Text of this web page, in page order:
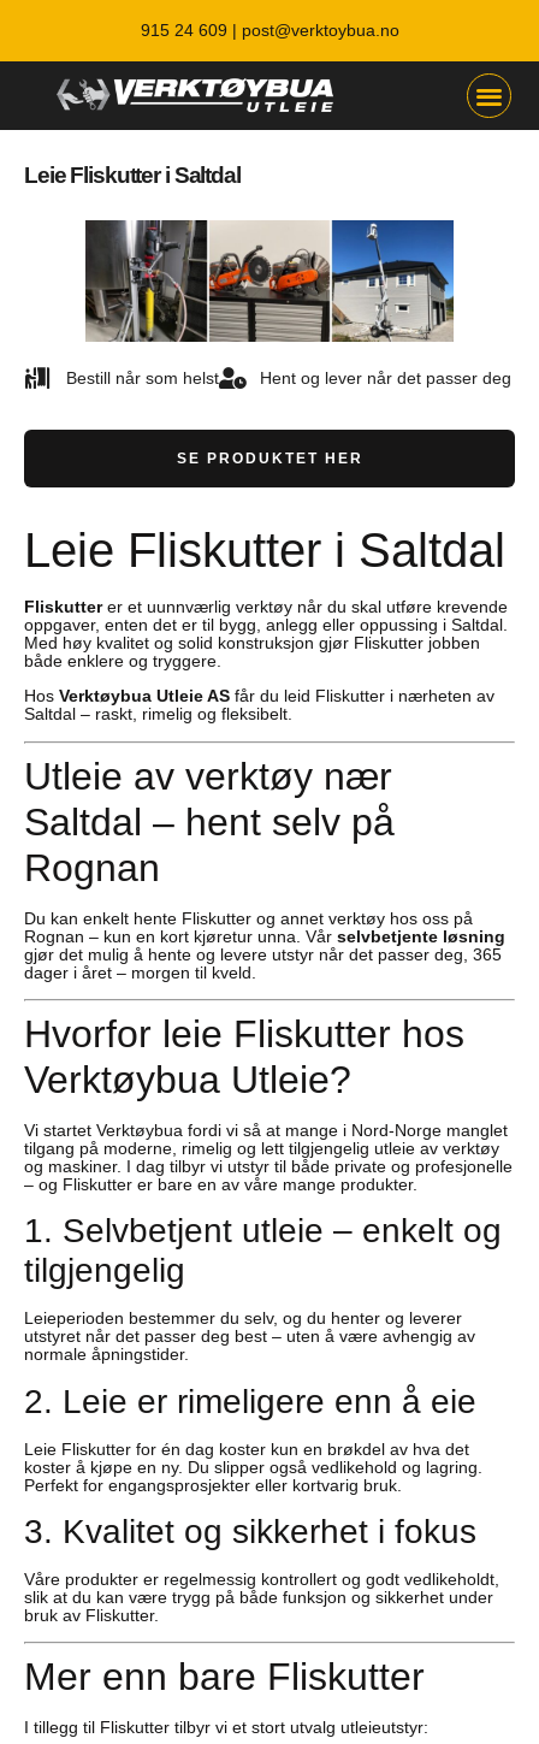
915 24 609 | post@verktoybua.no
Leie Fliskutter i Saltdal
Bestill når som helst Hent og lever når det passer deg
SE PRODUKTET HER
Leie Fliskutter i Saltdal
Fliskutterer et uunnværlig verktøy når du skal utføre krevende
oppgaver, enten det er til bygg, anlegg eller oppussing i Saltdal.
Med høy kvalitet og solid konstruksjon gjør Fliskutter jobben
både enklere og tryggere.
Hos Verktøybua Utleie AS får du leid Fliskutter i nærheten av
Saltdal – raskt, rimelig og fleksibelt.
Utleie av verktøy nær
Saltdal – hent selv på
Rognan
Du kan enkelt hente Fliskutter og annet verktøy hos oss på
Rognan – kun en kort kjøretur unna. Vår selvbetjente løsning
gjør det mulig å hente og levere utstyr når det passer deg, 365
dager i året – morgen til kveld.
Hvorfor leie Fliskutter hos
Verktøybua Utleie?
Vi startet Verktøybua fordi vi så at mange i Nord-Norge manglet
tilgang på moderne, rimelig og lett tilgjengelig utleie av verktøy
og maskiner. I dag tilbyr vi utstyr til både private og profesjonelle
– og Fliskutter er bare en av våre mange produkter.
1. Selvbetjent utleie – enkelt og
tilgjengelig
Leieperioden bestemmer du selv, og du henter og leverer
utstyret når det passer deg best – uten å være avhengig av
normale åpningstider.
2. Leie er rimeligere enn å eie
Leie Fliskutter for én dag koster kun en brøkdel av hva det
koster å kjøpe en ny. Du slipper også vedlikehold og lagring.
Perfekt for engangsprosjekter eller kortvarig bruk.
3. Kvalitet og sikkerhet i fokus
Våre produkter er regelmessig kontrollert og godt vedlikeholdt,
slik at du kan være trygg på både funksjon og sikkerhet under
bruk av Fliskutter.
Mer enn bare Fliskutter
I tillegg til Fliskutter tilbyr vi et stort utvalg utleieutstyr: